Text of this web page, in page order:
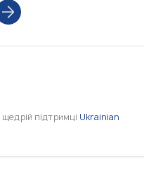
підтримці Ukrainian